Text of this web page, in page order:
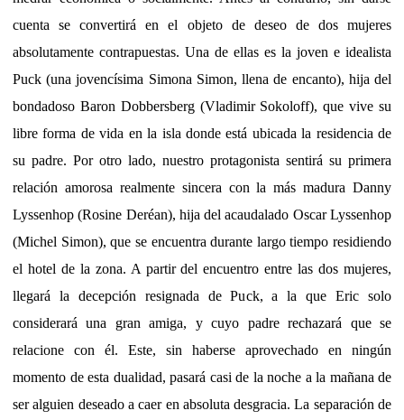
cuenta se convertirá en el objeto de deseo de dos mujeres
absolutamente contrapuestas. Una de ellas es la joven e idealista
Puck (una jovencísima Simona Simon, llena de encanto), hija del
bondadoso Baron Dobbersberg (Vladimir Sokoloff), que vive su
libre forma de vida en la isla donde está ubicada la residencia de
su padre. Por otro lado, nuestro protagonista sentirá su primera
relación amorosa realmente sincera con la más madura Danny
Lyssenhop (Rosine Deréan), hija del acaudalado Oscar Lyssenhop
(Michel Simon), que se encuentra durante largo tiempo residiendo
el hotel de la zona. A partir del encuentro entre las dos mujeres,
llegará la decepción resignada de Puck, a la que Eric solo
considerará una gran amiga, y cuyo padre rechazará que se
relacione con él. Este, sin haberse aprovechado en ningún
momento de esta dualidad, pasará casi de la noche a la mañana de
ser alguien deseado a caer en absoluta desgracia. La separación de